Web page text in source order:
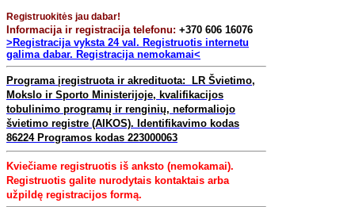
Registruokitės jau dabar!
Informacija ir registracija telefonu: +370 606 16076
>Registracija vyksta 24 val. Registruotis internetu
galima dabar. Registracija nemokamai<
Programa įregistruota ir akredituota: LR Švietimo,
Mokslo ir Sporto Ministerijoje, kvalifikacijos
tobulinimo programų ir renginių, neformaliojo
švietimo registre (AIKOS). Identifikavimo kodas
86224 Programos kodas 223000063
Kviečiame registruotis iš anksto (nemokamai).
Registruotis galite nurodytais kontaktais arba
užpildę registracijos formą.